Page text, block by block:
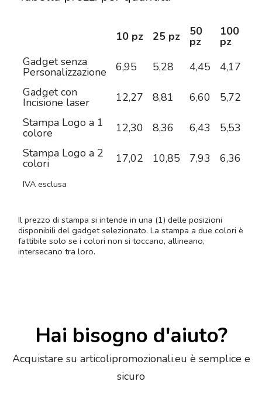
10 pz 25 pz 50
pz
100
pz
Gadget senza
Personalizzazione 6,95 5,28 4,45 4,17
Gadget con
Incisione laser 12,27 8,81 6,60 5,72
Stampa Logo a 1
colore 12,30 8,36 6,43 5,53
Stampa Logo a 2
colori 17,02 10,85 7,93 6,36
IVA esclusa
Il prezzo di stampa si intende in una (1) delle posizioni
disponibili del gadget selezionato. La stampa a due colori è
fattibile solo se i colori non si toccano, allineano,
intersecano tra loro.
Hai bisogno d'aiuto?
Acquistare su articolipromozionali.eu è semplice e
sicuro